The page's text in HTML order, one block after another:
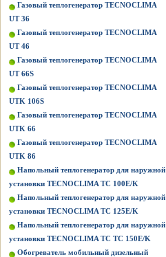
Газовый теплогенератор TECNOCLIMA
UT 36
Газовый теплогенератор TECNOCLIMA
UT 46
Газовый теплогенератор TECNOCLIMA
UT 66S
Газовый теплогенератор TECNOCLIMA
UTK 106S
Газовый теплогенератор TECNOCLIMA
UTK 66
Газовый теплогенератор TECNOCLIMA
UTK 86
Напольный теплогенератор для наружной
установки TECNOCLIMA TС 100E/K
Напольный теплогенератор для наружной
установки TECNOCLIMA TС 125E/K
Напольный теплогенератор для наружной
установки TECNOCLIMA TС TС 150E/K
Обогреватель мобильный дизельный